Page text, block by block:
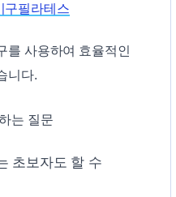
구필라테스
를 사용하여 효율적인
니다.
는 질문
초보자도 할 수